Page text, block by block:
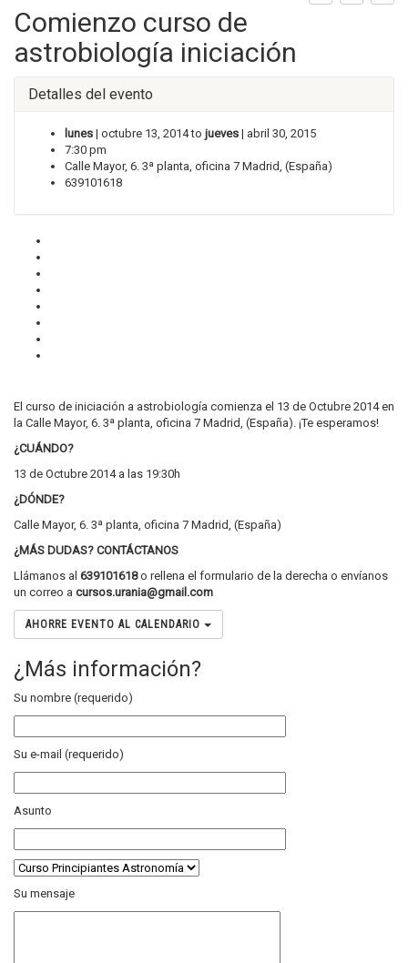
Comienzo curso de
astrobiología iniciación
Detalles del evento
lunes | octubre 13, 2014 to jueves | abril 30, 2015
7:30 pm
Calle Mayor, 6. 3ª planta, oficina 7 Madrid, (España)
639101618
El curso de iniciación a astrobiología comienza el 13 de Octubre 2014 en
la Calle Mayor, 6. 3ª planta, oficina 7 Madrid, (España). ¡Te esperamos!
¿CUÁNDO?
13 de Octubre 2014 a las 19:30h
¿DÓNDE?
Calle Mayor, 6. 3ª planta, oficina 7 Madrid, (España)
¿MÁS DUDAS? CONTÁCTANOS
Llámanos al 639101618o rellena el formulario de la derecha o envíanos
un correo a cursos.urania@gmail.com
AHORRE EVENTO AL CALENDARIO
¿Más información?
Su nombre (requerido)
Su e-mail (requerido)
Asunto
Su mensaje